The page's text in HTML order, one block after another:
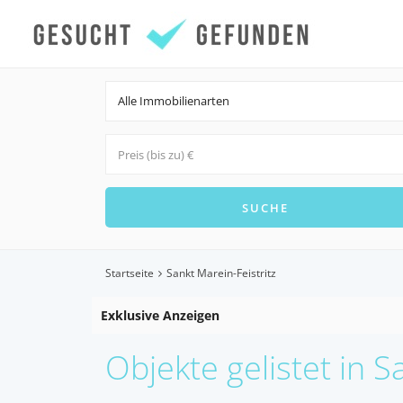
Alle Immobilienarten
Startseite Sankt Marein-Feistritz
Exklusive Anzeigen
Objekte gelistet in